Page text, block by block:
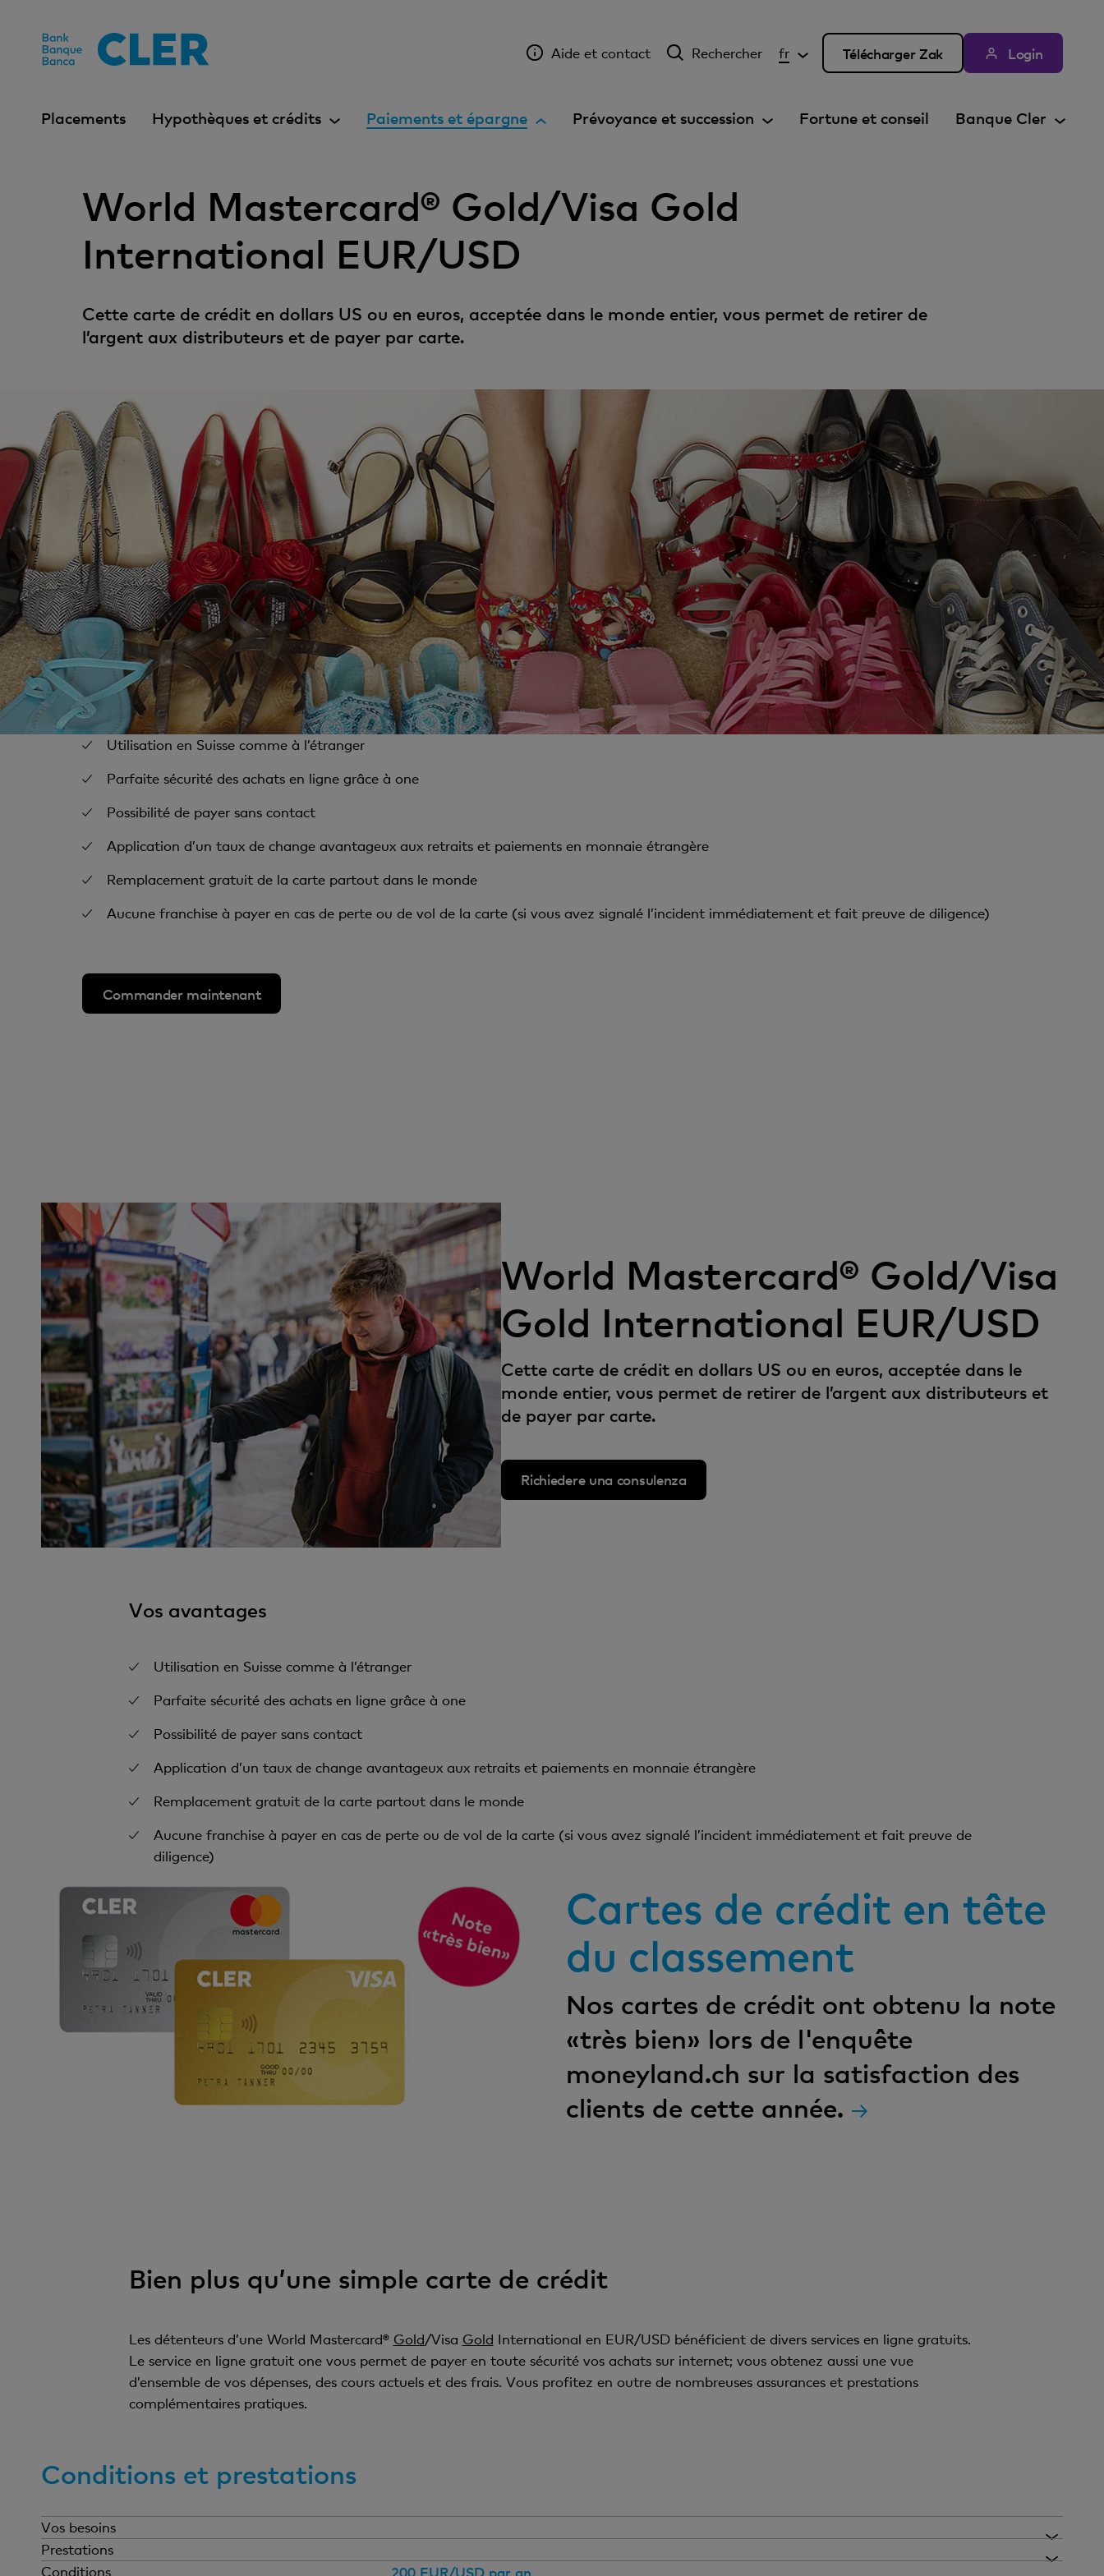
Aide et contact Rechercher fr Télécharger Zak Login
Placements Hypothèques et crédits Paiements et épargneE
e
n
t
Prévoyance et succession Fortune et conseil Banque Cler
World Mastercard® Gold/Visa Gold
International EUR/USD
Cette carte de crédit en dollars US ou en euros, acceptée dans le monde entier, vous permet de retirer de
l’argent aux distributeurs et de payer par carte.
Utilisation en Suisse comme à l’étranger
Parfaite sécurité des achats en ligne grâce à one
Possibilité de payer sans contact
Application d’un taux de change avantageux aux retraits et paiements en monnaie étrangère
Remplacement gratuit de la carte partout dans le monde
Aucune franchise à payer en cas de perte ou de vol de la carte (si vous avez signalé l’incident immédiatement et fait preuve de diligence)
Commander maintenant
World Mastercard® Gold/Visa
Gold International EUR/USD
Cette carte de crédit en dollars US ou en euros, acceptée dans le
monde entier, vous permet de retirer de l’argent aux distributeurs et
de payer par carte.
Richiedere una consulenza
Vos avantages
Utilisation en Suisse comme à l’étranger
Parfaite sécurité des achats en ligne grâce à one
Possibilité de payer sans contact
Application d’un taux de change avantageux aux retraits et paiements en monnaie étrangère
Remplacement gratuit de la carte partout dans le monde
Aucune franchise à payer en cas de perte ou de vol de la carte (si vous avez signalé l’incident immédiatement et fait preuve de
diligence)
Cartes de crédit en tête
du classement
Nos cartes de crédit ont obtenu la note
«très bien» lors de l'enquête
moneyland.ch sur la satisfaction des
clients de cette année.
Bien plus qu’une simple carte de crédit
Les détenteurs d’une World Mastercard® Gold/Visa Gold International en EUR/USD bénéficient de divers services en ligne gratuits.
Le service en ligne gratuit one vous permet de payer en toute sécurité vos achats sur internet; vous obtenez aussi une vue
d’ensemble de vos dépenses, des cours actuels et des frais. Vous profitez en outre de nombreuses assurances et prestations
complémentaires pratiques.
Conditions et prestations
Vos besoins
Prestations
Services en ligne gratuits:
Conditions 200 EUR/USD par an